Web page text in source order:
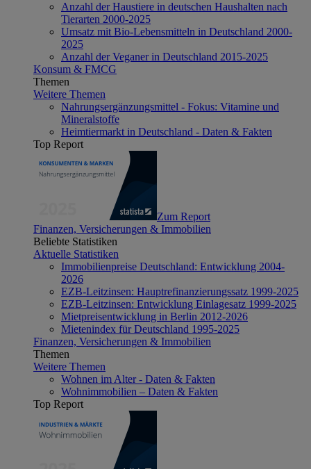
Anzahl der Haustiere in deutschen Haushalten nach
Tierarten 2000-2025
Umsatz mit Bio-Lebensmitteln in Deutschland 2000-
2025
Anzahl der Veganer in Deutschland 2015-2025
Konsum & FMCG
Themen
Weitere Themen
Nahrungsergänzungsmittel - Fokus: Vitamine und
Mineralstoffe
Heimtiermarkt in Deutschland - Daten & Fakten
Top Report
Zum Report
Finanzen, Versicherungen & Immobilien
Beliebte Statistiken
Aktuelle Statistiken
Immobilienpreise Deutschland: Entwicklung 2004-
2026
EZB-Leitzinsen: Hauptrefinanzierungssatz 1999-2025
EZB-Leitzinsen: Entwicklung Einlagesatz 1999-2025
Mietpreisentwicklung in Berlin 2012-2026
Mietenindex für Deutschland 1995-2025
Finanzen, Versicherungen & Immobilien
Themen
Weitere Themen
Wohnen im Alter - Daten & Fakten
Wohnimmobilien – Daten & Fakten
Top Report